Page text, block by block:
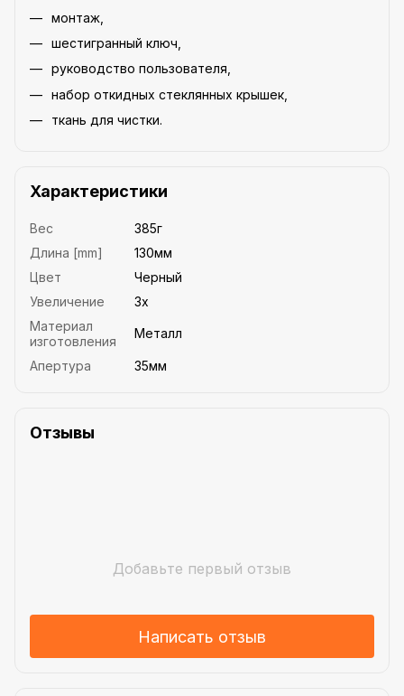
монтаж,
шестигранный ключ,
руководство пользователя,
набор откидных стеклянных крышек,
ткань для чистки.
Характеристики
Вес
385г
Длина [mm]
130мм
Цвет
Черный
Увеличение
3x
Материал
изготовления
Металл
Апертура 35мм
Отзывы
Добавьте первый отзыв
Написать отзыв